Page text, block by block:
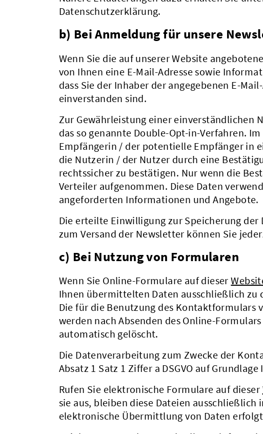
Datenschutzerklärung.
b) Bei Anmeldung für unsere
Wenn Sie die auf unserer Website
von Ihnen eine E-Mail-Adresse sowie
dass Sie der Inhaber der angegebenen E-
einverstanden sind.
Zur Gewährleistung einer einverständlichen
das so genannte Double-Opt-in-Verfahren.
Empfängerin / der potentielle Empfänger in
die Nutzerin / der Nutzer durch eine
rechtssicher zu bestätigen. Nur wenn die
Verteiler aufgenommen. Diese Daten
angeforderten Informationen und Angebote.
Die erteilte Einwilligung zur Speicherung der
zum Versand der Newsletter können Sie
c) Bei Nutzung von Formularen
Wenn Sie Online-Formulare auf dieser
Ihnen übermittelten Daten ausschließlich zu
Die für die Benutzung des Kontaktformulars
werden nach Absenden des Online-
automatisch gelöscht.
Die Datenverarbeitung zum Zwecke der
Absatz 1 Satz 1 Ziffer a DSGVO auf
Rufen Sie elektronische Formulare auf dieser
sie aus, bleiben diese Dateien
elektronische Übermittlung von Daten